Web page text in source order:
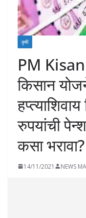
कृषी
PM
किसान
रुपयांची
कसा भरावा?
14/11/2021 NEWS